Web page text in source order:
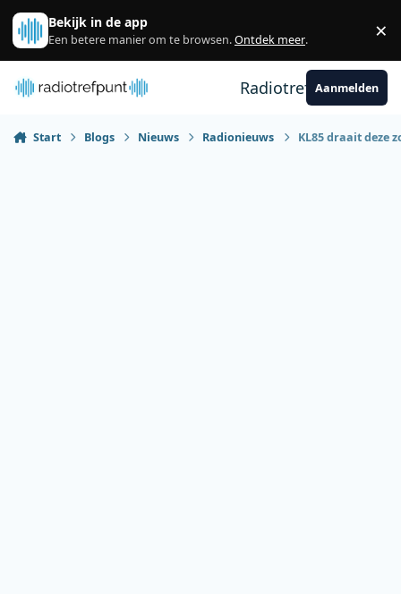
Spring naar bijdragen
Bekijk in de app
Een betere manier om te browsen.Ontdek meer. ×
RadiotrefpuntAanmelden
Start Blogs Nieuws Radionieuws KL85 draait deze